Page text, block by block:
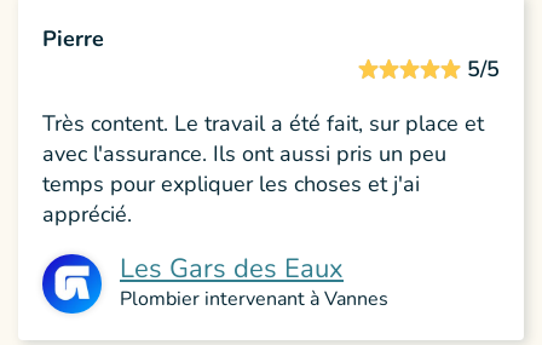
Pierre
5/5
Très content. Le travail a été fait, sur place et
avec l'assurance. Ils ont aussi pris un peu
temps pour expliquer les choses et j'ai
apprécié.
Les Gars des Eaux
Plombier intervenant à Vannes